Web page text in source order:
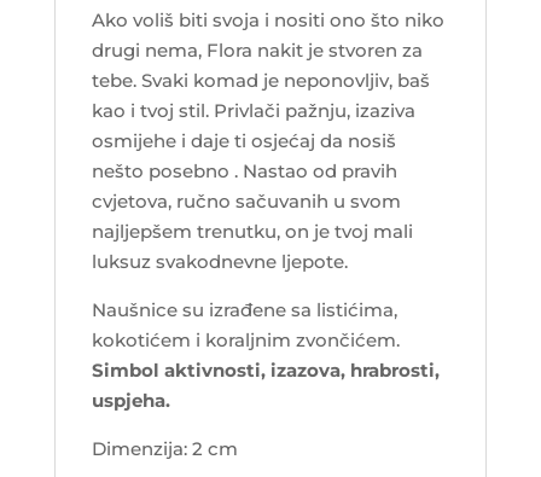
Ako voliš biti svoja i nositi ono što niko
drugi nema, Flora nakit je stvoren za
tebe. Svaki komad je neponovljiv, baš
kao i tvoj stil. Privlači pažnju, izaziva
osmijehe i daje ti osjećaj da nosiš
nešto posebno . Nastao od pravih
cvjetova, ručno sačuvanih u svom
najljepšem trenutku, on je tvoj mali
luksuz svakodnevne ljepote.
Naušnice su izrađene sa listićima,
kokotićem i koraljnim zvončićem.
Simbol aktivnosti, izazova, hrabrosti,
uspjeha.
Dimenzija: 2 cm